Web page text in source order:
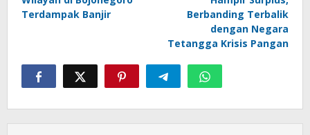
Terdampak Banjir
Berbanding Terbalik
dengan Negara
Tetangga Krisis Pangan